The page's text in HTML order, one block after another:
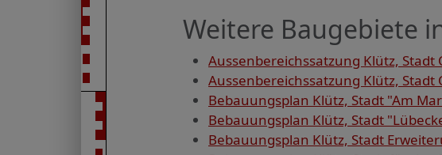
Weitere Baugebiete
Aussenbereichssatzung Klütz, Stadt
Aussenbereichssatzung Klütz, Stadt
Bebauungsplan Klütz, Stadt "Am
Bebauungsplan Klütz, Stadt
Bebauungsplan Klütz, Stadt